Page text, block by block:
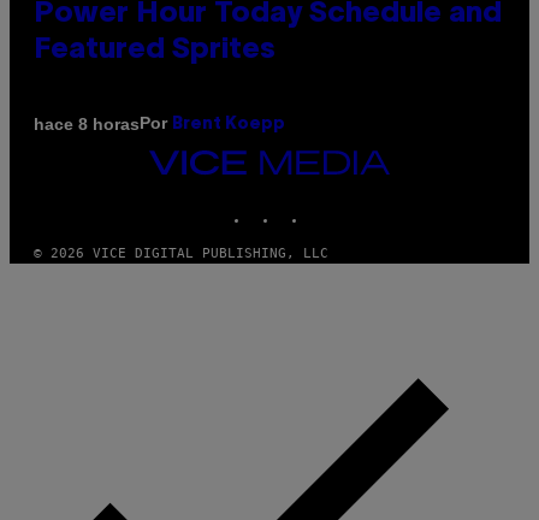
Power Hour Today Schedule and
Featured Sprites
hace 8 horasPor Brent Koepp
VICE
MEDIA
© 2026 VICE DIGITAL PUBLISHING, LLC